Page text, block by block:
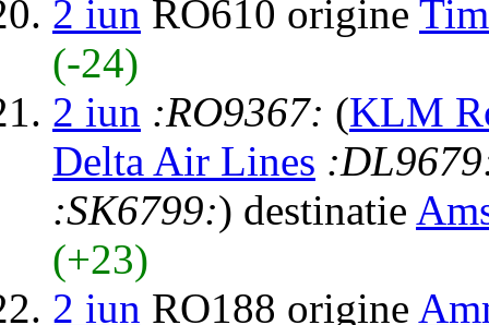
2 iun RO610 origine
(-24)
2 iun :RO9367: (KLM
Delta Air Lines
:SK6799:) destinatie
(+23)
2 iun RO188 origine